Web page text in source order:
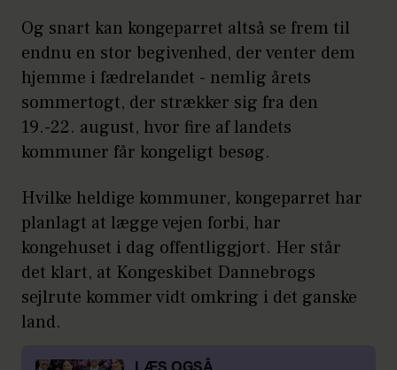
Og snart kan kongeparret altså se frem til
endnu en stor begivenhed, der venter dem
hjemme i fædrelandet - nemlig årets
sommertogt, der strækker sig fra den
19.-22. august, hvor fire af landets
kommuner får kongeligt besøg.
Hvilke heldige kommuner, kongeparret har
planlagt at lægge vejen forbi, har
kongehuset i dag offentliggjort. Her står
det klart, at Kongeskibet Dannebrogs
sejlrute kommer vidt omkring i det ganske
land.